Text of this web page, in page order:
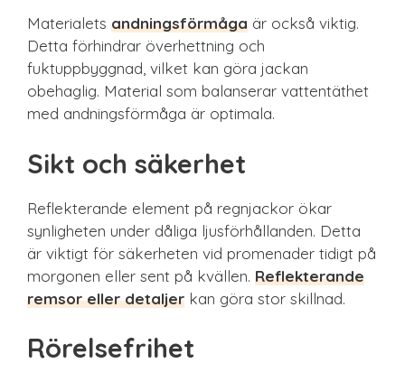
Materialets andningsförmåga är också viktig.
Detta förhindrar överhettning och
fuktuppbyggnad, vilket kan göra jackan
obehaglig. Material som balanserar vattentäthet
med andningsförmåga är optimala.
Sikt och säkerhet
Reflekterande element på regnjackor ökar
synligheten under dåliga ljusförhållanden. Detta
är viktigt för säkerheten vid promenader tidigt på
morgonen eller sent på kvällen. Reflekterande
remsor eller detaljer kan göra stor skillnad.
Rörelsefrihet